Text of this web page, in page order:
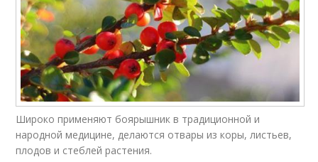
Широко применяют боярышник в традиционной и
народной медицине, делаются отвары из коры, листьев,
плодов и стеблей растения.